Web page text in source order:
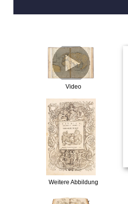
Video
Weitere Abbildung